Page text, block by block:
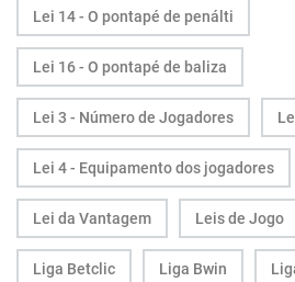
Lei 14 - O pontapé de penálti
Lei 16 - O pontapé de baliza
Lei 3 - Número de Jogadores
Lei 4 - Equipamento dos jogadores
Lei da Vantagem Leis de Jogo
Liga Betclic Liga Bwin